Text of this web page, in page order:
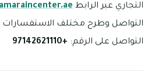
التجاري عبر الرابط
التواصل وطرح مختلف الاستفسارات
التواصل على الرقم: +97142621110